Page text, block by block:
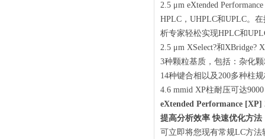
2.5 μm eXtended
HPLC，UHPLC和UPLC。
析专家轻松实现HPLC和
2.5 μm XSelect?和XBridge?
3种颗粒基质，包括：杂化
14种键合相以及200多种柱
4.6 mmid XP柱耐压可达
eXtended Performance [XP]
提高分析效率 快速优化方法
可立即将您现有常规LC方法